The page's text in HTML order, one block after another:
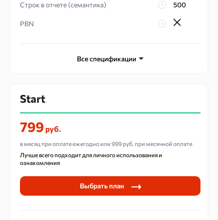
Строк в отчете (семантика) 500
PBN
Дополнительных пользователей
Все спецификации
Start
799 руб.
в месяц при оплате ежегодно или 999 руб. при месячной оплате
Лучше всего подходит для личного использования и
ознакомления
Выбрать план